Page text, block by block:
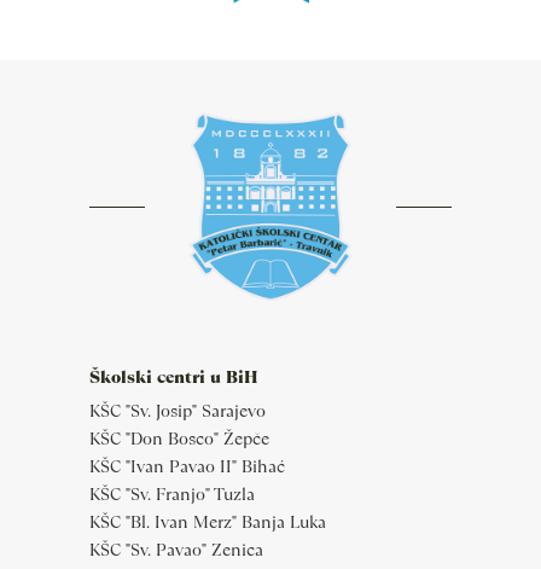
Školski centri u BiH
KŠC "Sv. Josip" Sarajevo
KŠC "Don Bosco" Žepče
KŠC "Ivan Pavao II" Bihać
KŠC "Sv. Franjo" Tuzla
KŠC "Bl. Ivan Merz" Banja Luka
KŠC "Sv. Pavao" Zenica